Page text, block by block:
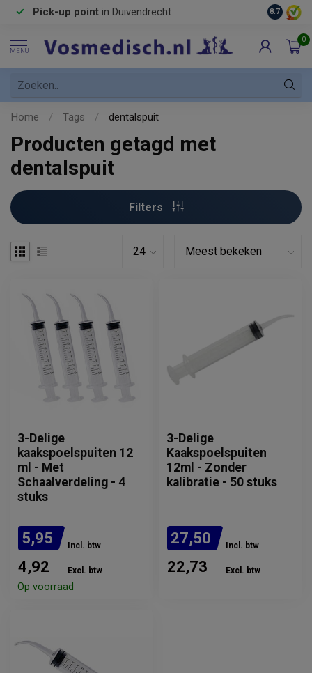
Pick-up point in Duivendrecht 8.7
MENU
0
Home / Tags / dentalspuit
Producten getagd met
dentalspuit
Filters
3-Delige
kaakspoelspuiten 12
ml - Met
Schaalverdeling - 4
stuks
5,95 Incl. btw
4,92 Excl. btw
Op voorraad
3-Delige
Kaakspoelspuiten
12ml - Zonder
kalibratie - 50 stuks
27,50 Incl. btw
22,73 Excl. btw